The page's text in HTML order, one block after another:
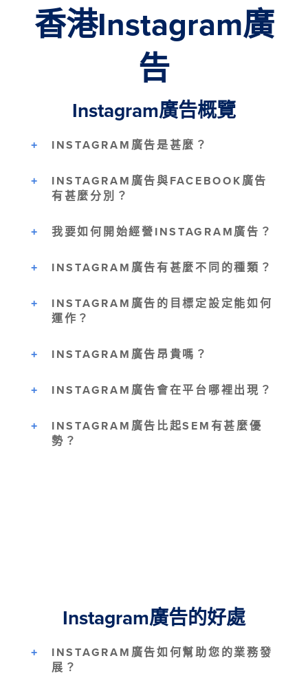
香港Instagram廣
告
Instagram廣告概覽
INSTAGRAM廣告是甚麼？
INSTAGRAM廣告與FACEBOOK廣告
有甚麼分別？
我要如何開始經營INSTAGRAM廣告？
INSTAGRAM廣告有甚麼不同的種類？
INSTAGRAM廣告的目標定設定能如何
運作？
INSTAGRAM廣告昂貴嗎？
INSTAGRAM廣告會在平台哪裡出現？
INSTAGRAM廣告比起SEM有甚麼優
勢？
Instagram廣告的好處
INSTAGRAM廣告如何幫助您的業務發
展？